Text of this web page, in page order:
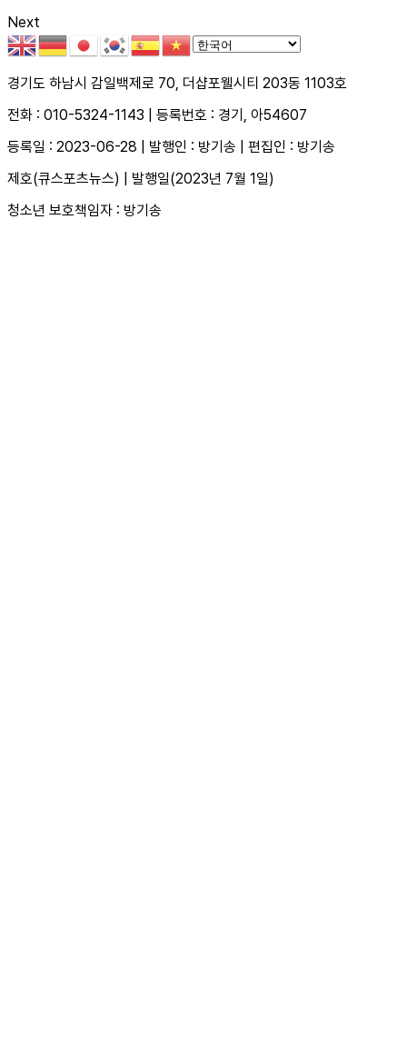
Next
경기도 하남시 감일백제로 70, 더샵포웰시티 203동 1103호
전화 : 010-5324-1143 | 등록번호 : 경기, 아54607
등록일 : 2023-06-28 | 발행인 : 방기송 | 편집인 : 방기송
제호(큐스포츠뉴스) | 발행일(2023년 7월 1일)
청소년 보호책임자 : 방기송